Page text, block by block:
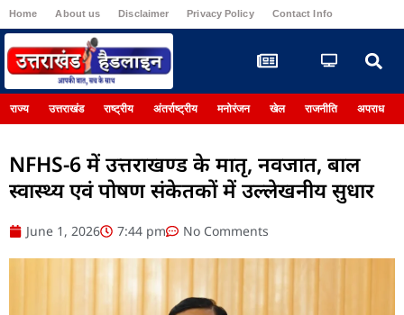
Home About us Disclaimer Privacy Policy Contact Info
राज्य उत्तराखंड राष्ट्रीय अंतर्राष्ट्रीय मनोरंजन खेल राजनीति अपराध
NFHS-6 में उत्तराखण्ड के मातृ, नवजात, बाल
स्वास्थ्य एवं पोषण संकेतकों में उल्लेखनीय सुधार
June 1, 2026 7:44 pm No Comments